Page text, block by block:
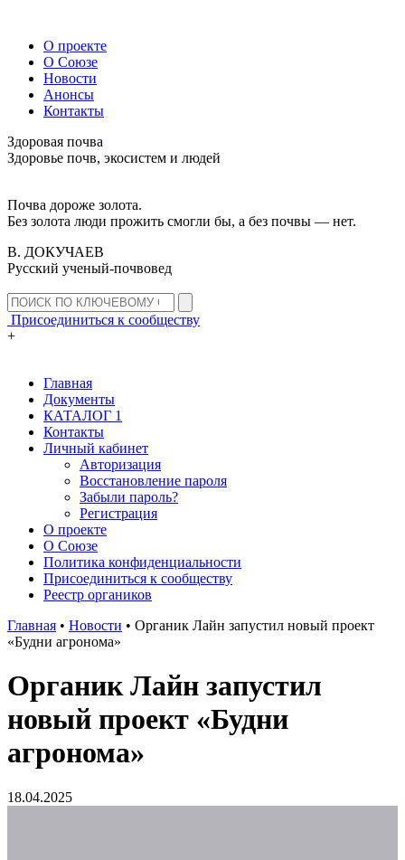
О проекте
О Союзе
Новости
Анонсы
Контакты
Здоровая почва
Здоровье почв, экосистем и людей
Почва дороже золота.
Без золота люди прожить смогли бы, а без почвы — нет.
В. ДОКУЧАЕВ
Русский ученый-почвовед
Присоединиться к сообществу
+
Главная
Документы
КАТАЛОГ 1
Контакты
Личный кабинет
Авторизация
Восстановление пароля
Забыли пароль?
Регистрация
О проекте
О Союзе
Политика конфиденциальности
Присоединиться к сообществу
Реестр органиков
Главная • Новости • Органик Лайн запустил новый проект
«Будни агронома»
Органик Лайн запустил
новый проект «Будни
агронома»
18.04.2025